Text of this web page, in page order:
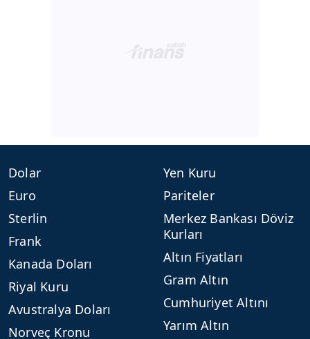
Dolar
Euro
Sterlin
Frank
Kanada Doları
Riyal Kuru
Avustralya Doları
Norveç Kronu
Yen Kuru
Pariteler
Merkez Bankası Döviz
Kurları
Altın Fiyatları
Gram Altın
Cumhuriyet Altını
Yarım Altın